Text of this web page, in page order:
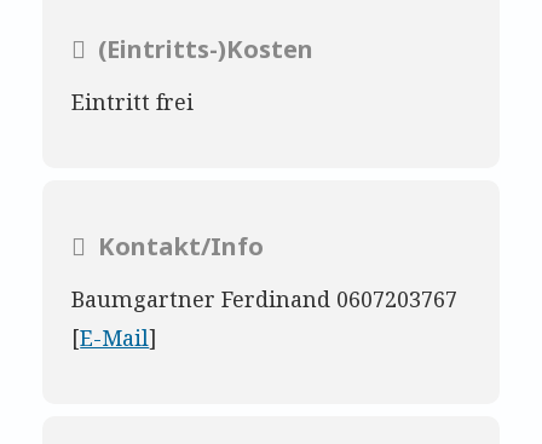
(Eintritts-)Kosten
Eintritt frei
Kontakt/Info
Baumgartner Ferdinand 0607203767
[E-Mail]